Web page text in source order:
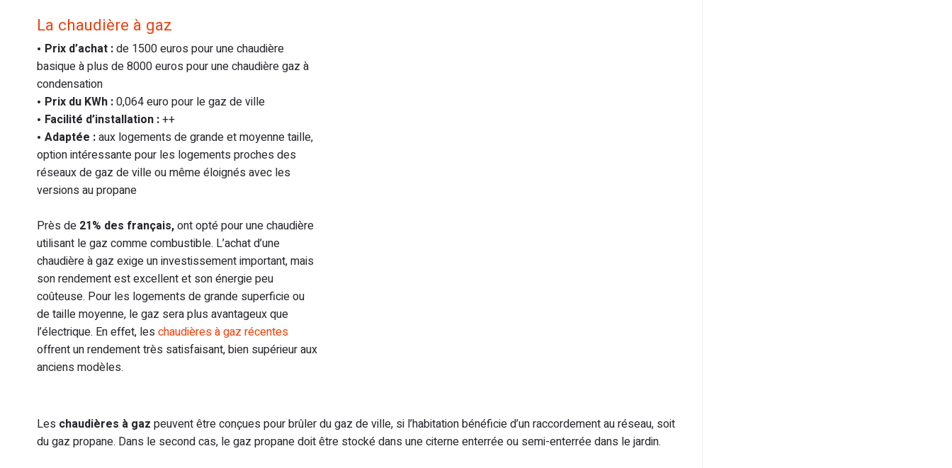
La chaudière à gaz
Prix d’achat :de 1500 euros pour une chaudière
basique à plus de 8000 euros pour une chaudière gaz à
condensation
Prix du KWh :0,064 euro pour le gaz de ville
Facilité d’installation :++
Adaptée :aux logements de grande et moyenne taille,
option intéressante pour les logements proches des
réseaux de gaz de ville ou même éloignés avec les
versions au propane
Près de 21% des français,ont opté pour une chaudière
utilisant le gaz comme combustible. L’achat d’une
chaudière à gaz exige un investissement important, mais
son rendement est excellent et son énergie peu
coûteuse. Pour les logements de grande superficie ou
de taille moyenne, le gaz sera plus avantageux que
l’électrique. En effet, les chaudières à gaz récentes
offrent un rendement très satisfaisant, bien supérieur aux
anciens modèles.
Les chaudières à gaz peuvent être conçues pour brûler du gaz de ville, si l’habitation bénéficie d’un raccordement au réseau, soit
du gaz propane. Dans le second cas, le gaz propane doit être stocké dans une citerne enterrée ou semi-enterrée dans le jardin.